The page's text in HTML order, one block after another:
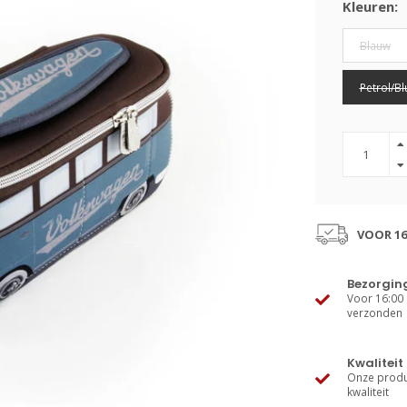
Kleuren:
Blauw
Petrol/
VOOR
Voor
verzonden
Kwaliteit
Onze
kwaliteit